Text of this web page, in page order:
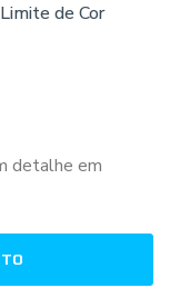
de Cor
detalhe em